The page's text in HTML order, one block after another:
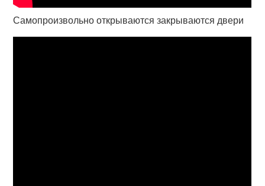
Самопроизвольно открываются закрываются двери